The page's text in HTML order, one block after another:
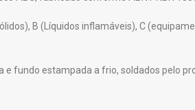
B (Líquidos inflamáveis), C
fundo estampada a frio, soldados pelo